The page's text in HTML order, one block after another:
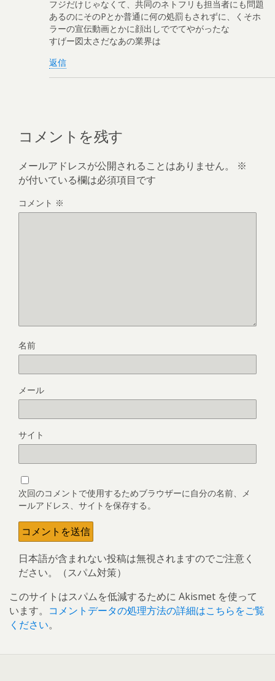
フジだけじゃなくて、共同のネトフリも担当者にも問題
あるのにそのPとか普通に何の処罰もされずに、くそホ
ラーの宣伝動画とかに顔出しででてやがったな
すげー図太さだなあの業界は
返信
コメントを残す
メールアドレスが公開されることはありません。
※
が付いている欄は必須項目です
コメント ※
名前
メール
サイト
次回のコメントで使用するためブラウザーに自分の名前、メ
ールアドレス、サイトを保存する。
日本語が含まれない投稿は無視されますのでご注意く
ださい。（スパム対策）
このサイトはスパムを低減するために Akismet を使って
います。 コメントデータの処理方法の詳細はこちらをご覧
ください。